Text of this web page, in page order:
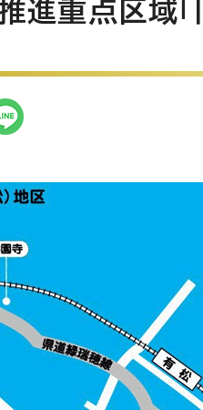
進重点区域